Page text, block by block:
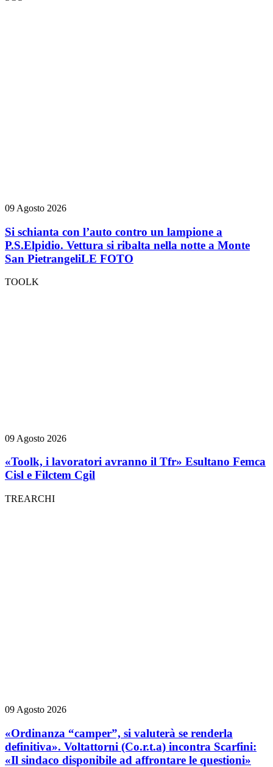
09 Agosto 2026
Si schianta con l’auto contro un lampione a
P.S.Elpidio. Vettura si ribalta nella notte a Monte
San PietrangeliLE FOTO
TOOLK
09 Agosto 2026
«Toolk, i lavoratori avranno il Tfr» Esultano Femca
Cisl e Filctem Cgil
TREARCHI
09 Agosto 2026
«Ordinanza “camper”, si valuterà se renderla
definitiva». Voltattorni (Co.r.t.a) incontra Scarfini:
«Il sindaco disponibile ad affrontare le questioni»